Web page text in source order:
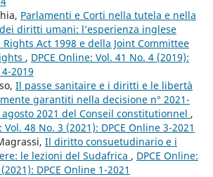
Parlamenti e Corti nella tutela e nella
diritti umani: l’esperienza inglese
Act 1998 e della Joint Committee
, DPCE Online: Vol. 41 No. 4 (2019):
2019
Il passe sanitaire e i diritti e le libertà
garantiti nella decisione n° 2021-
agosto 2021 del Conseil constitutionnel ,
Vol. 48 No. 3 (2021): DPCE Online 3-2021
Il diritto consuetudinario e i
le lezioni del Sudafrica , DPCE Online:
DPCE Online 1-2021